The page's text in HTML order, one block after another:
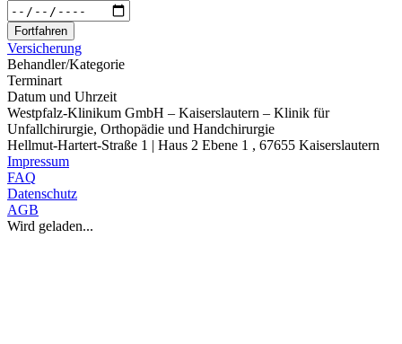
Fortfahren
Versicherung
Behandler/Kategorie
Terminart
Datum und Uhrzeit
Westpfalz-Klinikum GmbH – Kaiserslautern – Klinik für
Unfallchirurgie, Orthopädie und Handchirurgie
Hellmut-Hartert-Straße 1 | Haus 2 Ebene 1 , 67655 Kaiserslautern
Impressum
FAQ
Datenschutz
AGB
Wird geladen...